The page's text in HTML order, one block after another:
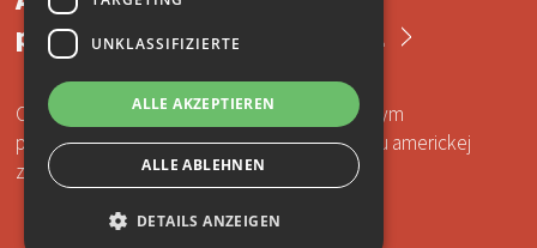
povlaku značky CERACOTE
Od októbra 2021 sme pre Slovensko oficiálnym
partnerom pre aplikáciu keramického povlaku americkej
značky CERACOTE.
UNKLASSIFIZIERTE
ALLE AKZEPTIEREN
ALLE ABLEHNEN
DETAILS ANZEIGEN